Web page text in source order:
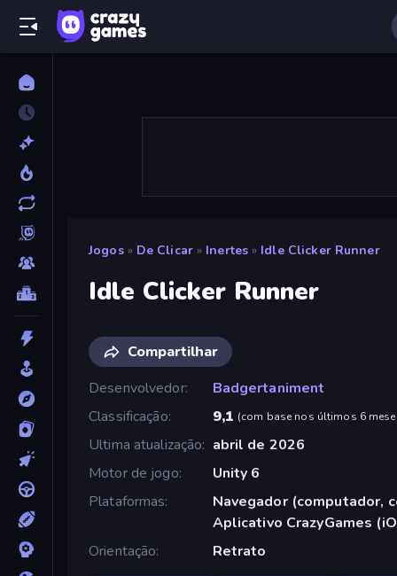
Jogos » De Clicar » Inertes » Idle Clicker Runner
Idle Clicker Runner
Compartilhar
Desenvolvedor
Badgertaniment
Classificação
9,1 (com base nos últimos 6
Ultima atualização
abril de 2026
Motor de jogo
Unity 6
Plataformas
Navegador (computador,
Aplicativo CrazyGames
Orientação
Retrato